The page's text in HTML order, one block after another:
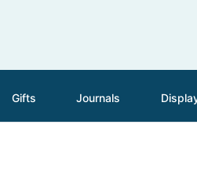
Gifts Journals